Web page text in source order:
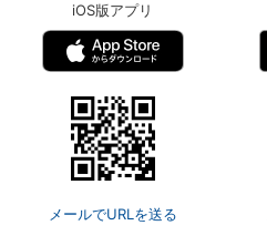
iOS版アプリ
メールでURLを送る